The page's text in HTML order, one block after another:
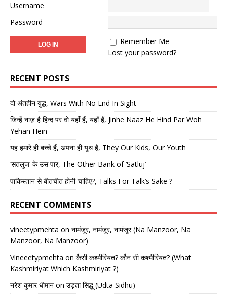
Username
Password
Remember Me
Lost your password?
RECENT POSTS
दो अंतहीन युद्ध, Wars With No End In Sight
जिन्हें नाज़ है हिन्द पर वो यहाँ हैं, यहाँ हैं, Jinhe Naaz He Hind Par Woh
Yehan Hein
यह हमारे ही बच्चे हैं, अपना ही यूथ है, They Our Kids, Our Youth
‘सतलुज’ के उस पार, The Other Bank of ‘Satluj’
पाकिस्तान से बीतचीत होनी चाहिए?, Talks For Talk’s Sake ?
RECENT COMMENTS
vineetypmehta on नामंजूर, नामंजूर, नामंजूर (Na Manzoor, Na
Manzoor, Na Manzoor)
Vineeetypmehta on कैसी कश्मीरियत? कौन सी कश्मीरियत? (What
Kashmiriyat Which Kashmiriyat ?)
नरेश कुमार धीमान on उड़ता सिद्धू (Udta Sidhu)